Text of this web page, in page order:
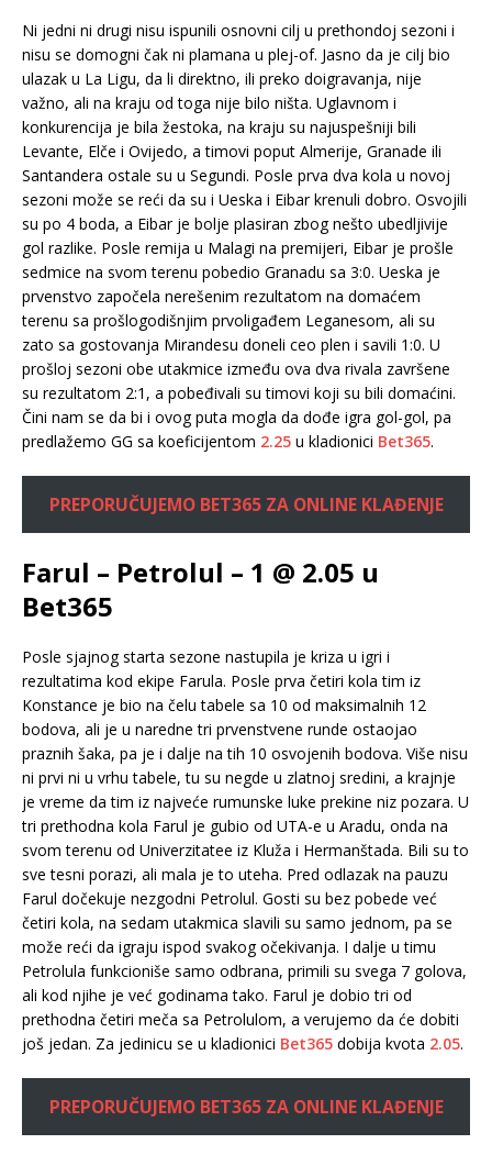
Ni jedni ni drugi nisu ispunili osnovni cilj u prethondoj sezoni i
nisu se domogni čak ni plamana u plej-of. Jasno da je cilj bio
ulazak u La Ligu, da li direktno, ili preko doigravanja, nije
važno, ali na kraju od toga nije bilo ništa. Uglavnom i
konkurencija je bila žestoka, na kraju su najuspešniji bili
Levante, Elče i Ovijedo, a timovi poput Almerije, Granade ili
Santandera ostale su u Segundi. Posle prva dva kola u novoj
sezoni može se reći da su i Ueska i Eibar krenuli dobro. Osvojili
su po 4 boda, a Eibar je bolje plasiran zbog nešto ubedljivije
gol razlike. Posle remija u Malagi na premijeri, Eibar je prošle
sedmice na svom terenu pobedio Granadu sa 3:0. Ueska je
prvenstvo započela nerešenim rezultatom na domaćem
terenu sa prošlogodišnjim prvoligađem Leganesom, ali su
zato sa gostovanja Mirandesu doneli ceo plen i savili 1:0. U
prošloj sezoni obe utakmice između ova dva rivala završene
su rezultatom 2:1, a pobeđivali su timovi koji su bili domaćini.
Čini nam se da bi i ovog puta mogla da dođe igra gol-gol, pa
predlažemo GG sa koeficijentom 2.25 u kladionici Bet365.
PREPORUČUJEMO BET365 ZA ONLINE KLAĐENJE
Farul – Petrolul – 1 @ 2.05 u
Bet365
Posle sjajnog starta sezone nastupila je kriza u igri i
rezultatima kod ekipe Farula. Posle prva četiri kola tim iz
Konstance je bio na čelu tabele sa 10 od maksimalnih 12
bodova, ali je u naredne tri prvenstvene runde ostaojao
praznih šaka, pa je i dalje na tih 10 osvojenih bodova. Više nisu
ni prvi ni u vrhu tabele, tu su negde u zlatnoj sredini, a krajnje
je vreme da tim iz najveće rumunske luke prekine niz pozara. U
tri prethodna kola Farul je gubio od UTA-e u Aradu, onda na
svom terenu od Univerzitatee iz Kluža i Hermanštada. Bili su to
sve tesni porazi, ali mala je to uteha. Pred odlazak na pauzu
Farul dočekuje nezgodni Petrolul. Gosti su bez pobede već
četiri kola, na sedam utakmica slavili su samo jednom, pa se
može reći da igraju ispod svakog očekivanja. I dalje u timu
Petrolula funkcioniše samo odbrana, primili su svega 7 golova,
ali kod njihe je već godinama tako. Farul je dobio tri od
prethodna četiri meča sa Petrolulom, a verujemo da će dobiti
još jedan. Za jedinicu se u kladionici Bet365 dobija kvota 2.05.
PREPORUČUJEMO BET365 ZA ONLINE KLAĐENJE